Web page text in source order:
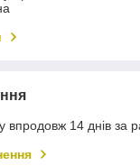
впродовж 14 днів за